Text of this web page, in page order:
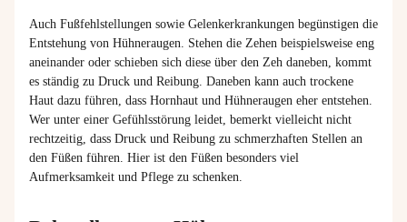
Auch Fußfehlstellungen sowie Gelenkerkrankungen begünstigen die
Entstehung von Hühneraugen. Stehen die Zehen beispielsweise eng
aneinander oder schieben sich diese über den Zeh daneben, kommt
es ständig zu Druck und Reibung. Daneben kann auch trockene
Haut dazu führen, dass Hornhaut und Hühneraugen eher entstehen.
Wer unter einer Gefühlsstörung leidet, bemerkt vielleicht nicht
rechtzeitig, dass Druck und Reibung zu schmerzhaften Stellen an
den Füßen führen. Hier ist den Füßen besonders viel
Aufmerksamkeit und Pflege zu schenken.